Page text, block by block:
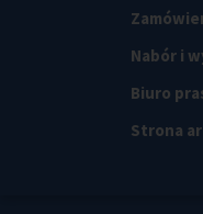
Nabór i
Biuro
Strona